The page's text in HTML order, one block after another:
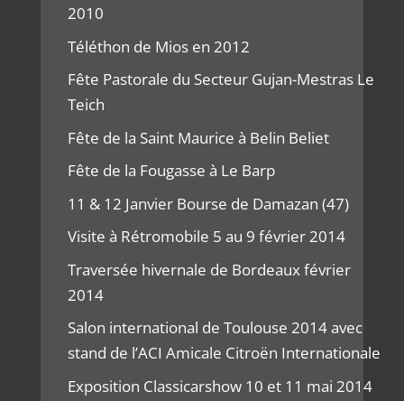
2010
Téléthon de Mios en 2012
Fête Pastorale du Secteur Gujan-Mestras Le
Teich
Fête de la Saint Maurice à Belin Beliet
Fête de la Fougasse à Le Barp
11 & 12 Janvier Bourse de Damazan (47)
Visite à Rétromobile 5 au 9 février 2014
Traversée hivernale de Bordeaux février
2014
Salon international de Toulouse 2014 avec
stand de l’ACI Amicale Citroën Internationale
Exposition Classicarshow 10 et 11 mai 2014